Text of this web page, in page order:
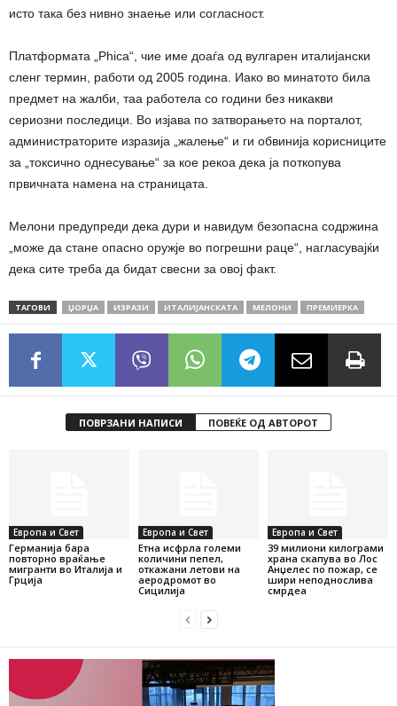
исто така без нивно знаење или согласност.
Платформата „Phiсa“, чие име доаѓа од вулгарен италијански
сленг термин, работи од 2005 година. Иако во минатото била
предмет на жалби, таа работела со години без никакви
сериозни последици. Во изјава по затворањето на порталот,
администраторите изразија „жалење“ и ги обвинија корисниците
за „токсично однесување“ за кое рекоа дека ја поткопува
првичната намена на страницата.
Мелони предупреди дека дури и навидум безопасна содржина
„може да стане опасно оружје во погрешни раце“, нагласувајќи
дека сите треба да бидат свесни за овој факт.
ТАГОВИ ЏОРЏА ИЗРАЗИ ИТАЛИЈАНСКАТА МЕЛОНИ ПРЕМИЕРКА
ПОВРЗАНИ НАПИСИ ПОВЕЌЕ ОД АВТОРОТ
Европа и Свет
Германија бара
повторно враќање
мигранти во Италија и
Грција
Европа и Свет
Етна исфрла големи
количини пепел,
откажани летови на
аеродромот во
Сицилија
Европа и Свет
39 милиони килограми
храна скапува во Лос
Анџелес по пожар, се
шири неподнослива
смрдеа